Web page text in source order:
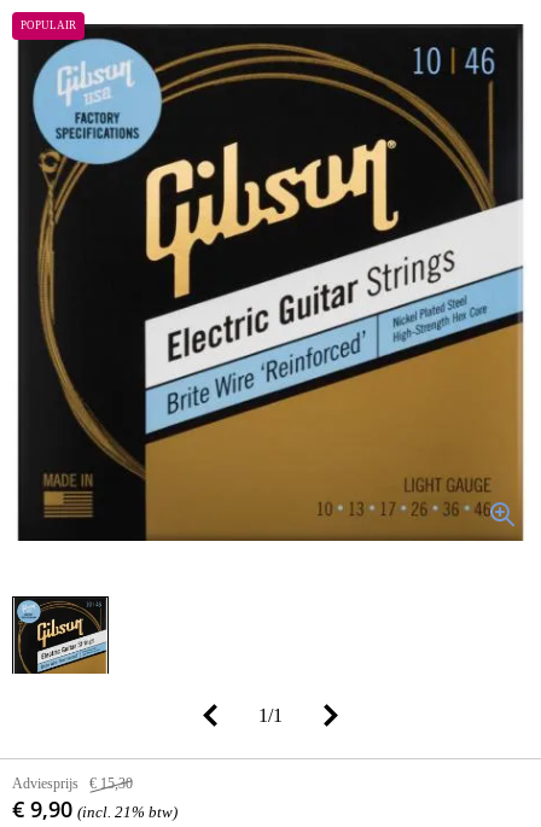
POPULAIR
1/1
Adviesprijs € 15,30
€ 9,90 (incl. 21% btw)